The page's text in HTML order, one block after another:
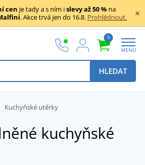
cen je tady a s ním islevy až 50 % na
. Akce trvá jen do 16.8. Prohlédnout.
0
MENU
HLEDAT
Kuchyňské utěrky
kuchyňské